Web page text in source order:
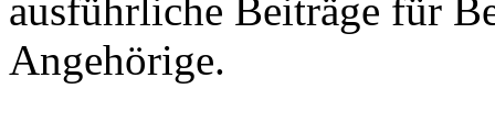
ausführliche Beiträge für
Angehörige.